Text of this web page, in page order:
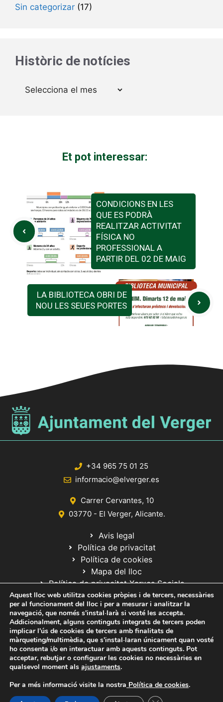
Sin categorizar (17)
Històric de notícies
Arxius
Et pot interessar:
CONDICIONS EN LES
QUE ES PODRÀ
REALITZAR ACTIVITAT
FÍSICA NO
PROFESSIONAL A
PARTIR DEL 02 DE MAIG
LA BIBLIOTECA OBRI DE
NOU LES SEUES PORTES
+34 965 75 01 25
informacio@elverger.es
Carrer Cervantes, 10
03770 - El Verger, Alicante.
Avis legal
Política de privacitat
Política de cookies
Mapa del lloc
Política de privacitat Xarxes Socials
© 2020 Web desarrollada por el Servicio de Informática de Diputación
de Alicante
Aquest lloc web utilitza cookies pròpies i de tercers, necessàries
per al funcionament del lloc i per a mesurar i analitzar la
navegació, que només s'instal·larà si vosté les accepta.
Addicionalment, alguns continguts integrats de tercers poden
implicar l'ús de cookies de tercers amb finalitats de
màrqueting/multimèdia, que s'instal·laran únicament quan vosté
ho consenta i/o en interactuar amb aquests continguts. Pot
acceptar, rebutjar o configurar les cookies no necessàries en
qualsevol moment als ajustaments.
Per a més informació visite la nostra Política de cookies.